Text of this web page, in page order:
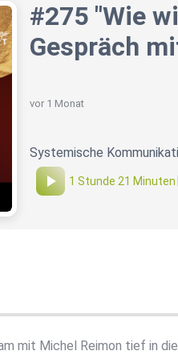
#275 "Wie
Gespräch
vor 1 Monat
Systemische
1 Stunde 21 Minuten
mit Michel Reimon tief in die